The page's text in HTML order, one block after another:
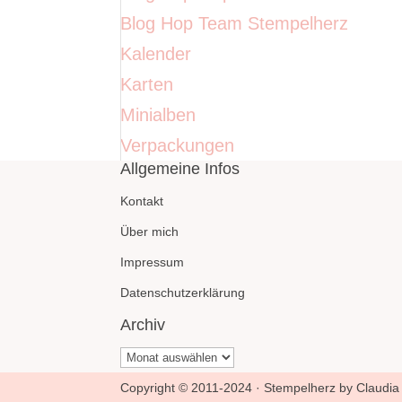
Blog Hop Team Stempelherz
Kalender
Karten
Minialben
Verpackungen
Allgemeine Infos
Kontakt
Über mich
Impressum
Datenschutzerklärung
Archiv
Archiv
Copyright © 2011-2024 · Stempelherz by